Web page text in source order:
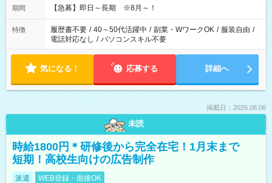
期間 【急募】即日～長期 ※8月～！
特徴 履歴書不要 / 40～50代活躍中 / 副業・WワークOK / 服装自由 /
電話対応なし / パソコンスキル不要
気になる！ 応募する 詳細へ
掲載日：2026.08.06
未読
時給1800円＊研修後から完全在宅！1月末まで
短期！高校生向けの広告制作
派遣 WEB登録・面接OK